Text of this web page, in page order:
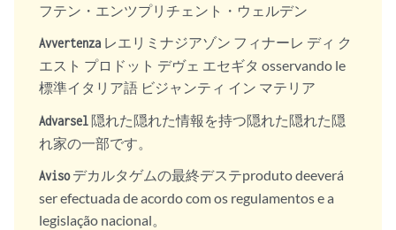
フテン・エンツプリチェント・ウェルデン
Avvertenza レエリミナジアゾン フィナーレ ディ ク
エスト プロドット デヴェ エセギタ osservando le
標準イタリア語 ビジャンティ イン マテリア
Advarsel隠れた隠れた情報を持つ隠れた隠れた隠
れ家の一部です。
Avisoデカルタゲムの最終デステproduto deeverá
ser efectuada de acordo com os regulamentos e a
legislação nacional。